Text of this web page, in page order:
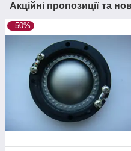
Акційні пропозиції та
–50%